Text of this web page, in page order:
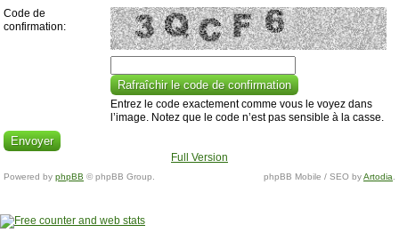
Code de
confirmation:
Entrez le code exactement comme vous le voyez dans
l’image. Notez que le code n’est pas sensible à la casse.
Full Version
Powered by phpBB © phpBB Group. phpBB Mobile / SEO byArtodia.